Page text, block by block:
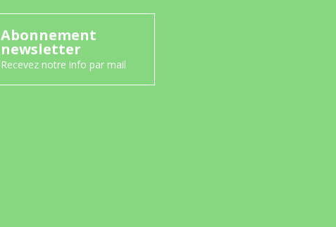
Abonnement
newsletter
Recevez notre info par mail